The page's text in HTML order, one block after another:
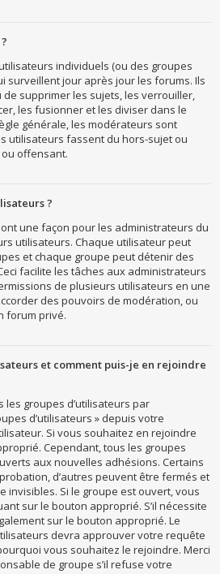
individuels (ou des groupes
surveillent jour après jour les forums. Ils
de supprimer les sujets, les verrouiller,
les fusionner et les diviser dans le
générale, les modérateurs sont
utilisateurs fassent du hors-sujet ou
offensant.
?
une façon pour les administrateurs du
utilisateurs. Chaque utilisateur peut
et chaque groupe peut détenir des
facilite les tâches aux administrateurs
de plusieurs utilisateurs en une
des pouvoirs de modération, ou
forum privé.
et comment puis-je en rejoindre
groupes d’utilisateurs par
d’utilisateurs » depuis votre
Si vous souhaitez en rejoindre
Cependant, tous les groupes
aux nouvelles adhésions. Certains
d’autres peuvent être fermés et
invisibles. Si le groupe est ouvert, vous
sur le bouton approprié. S’il nécessite
sur le bouton approprié. Le
devra approuver votre requête
vous souhaitez le rejoindre. Merci
de groupe s’il refuse votre